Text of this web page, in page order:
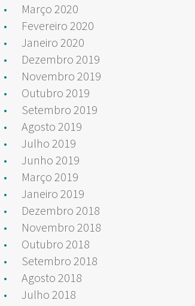
Março 2020
Fevereiro 2020
Janeiro 2020
Dezembro 2019
Novembro 2019
Outubro 2019
Setembro 2019
Agosto 2019
Julho 2019
Junho 2019
Março 2019
Janeiro 2019
Dezembro 2018
Novembro 2018
Outubro 2018
Setembro 2018
Agosto 2018
Julho 2018